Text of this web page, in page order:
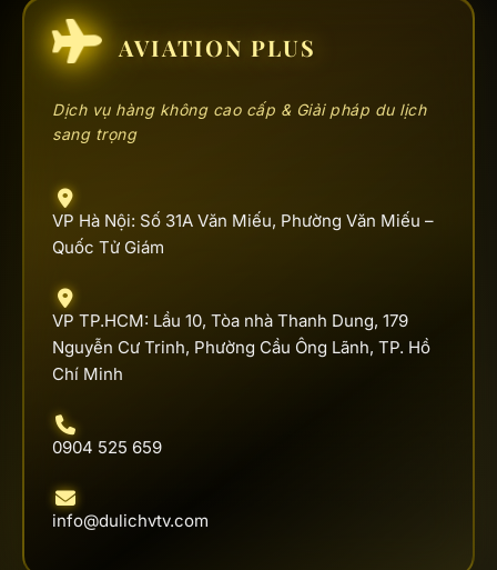
AVIATION PLUS
Dịch vụ hàng không cao cấp & Giải pháp du lịch
sang trọng
VP Hà Nội: Số 31A Văn Miếu, Phường Văn Miếu –
Quốc Tử Giám
VP TP.HCM: Lầu 10, Tòa nhà Thanh Dung, 179
Nguyễn Cư Trinh, Phường Cầu Ông Lãnh, TP. Hồ
Chí Minh
0904 525 659
info@dulichvtv.com